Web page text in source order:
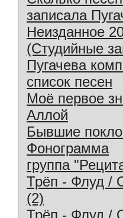
записала
Неизданное
(Студийные
Пугачева
список песен
Моё первое
Аллой
Бывшие
Фонограмма
группа
Трёп - Флуд /
(2)
Трёп - Флуд /